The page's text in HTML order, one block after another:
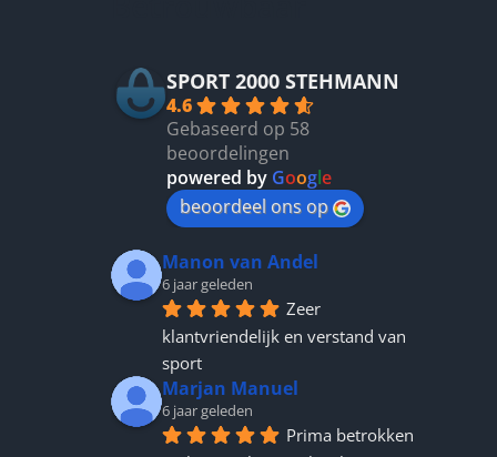
SPORT 2000 STEHMANN
4.6
Gebaseerd op 58
beoordelingen
powered by Google
beoordeel ons op
Manon van Andel
6 jaar geleden
Zeer
klantvriendelijk en verstand van
sport
Marjan Manuel
6 jaar geleden
Prima betrokken